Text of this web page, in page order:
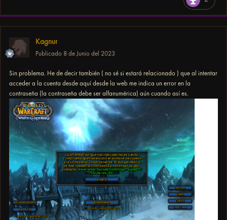
Kagnur
Publicado 8 de Junio del 2023
Sin problema. He de decir también ( no sé si estará relacionado ) que al intentar
acceder a la cuenta desde aquí desde la web me indica un error en la
contraseña (la contraseña debe ser alfanumérica) aún cuando así es.